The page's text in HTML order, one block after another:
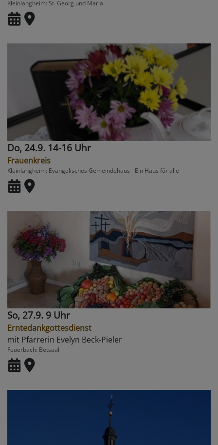
Kleinlangheim St. Georg und Maria
Do, 24.9. 14-16 Uhr
Frauenkreis
Kleinlangheim Evangelisches Gemeindehaus - Ein Haus für alle
So, 27.9. 9 Uhr
Erntedankgottesdienst
mit Pfarrerin Evelyn Beck-Pieler
Feuerbach Betsaal